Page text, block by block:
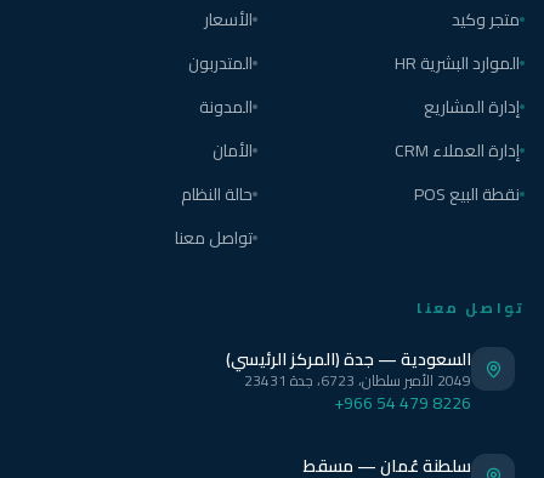
متجر وكيد
الموارد البشرية HR
إدارة المشاريع
إدارة العملاء CRM
نقطة البيع POS
الأسعار
المتدربون
المدونة
الأمان
حالة النظام
تواصل معنا
تواصل معنا
السعودية — جدة (المركز الرئيسي)
2049 الأمير سلطان، 6723، جدة 23431
+966 54 479 8226
سلطنة عُمان — مسقط